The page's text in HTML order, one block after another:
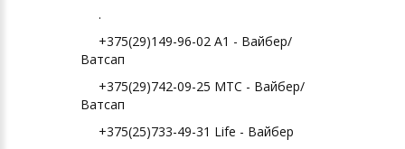
.
+375(29)149-96-02 А1 - Вайбер/
Ватсап
+375(29)742-09-25 МТС - Вайбер/
Ватсап
+375(25)733-49-31 Life - Вайбер